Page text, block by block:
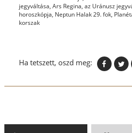
jegyváltása, Ars Regina, az Uránusz
horoszkópja, Neptun Halak 29. fok,
korszak
Ha tetszett, oszd meg: